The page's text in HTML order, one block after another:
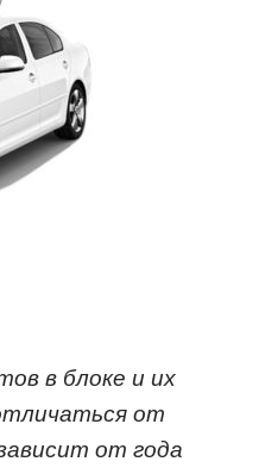
в блоке и их
от
от года